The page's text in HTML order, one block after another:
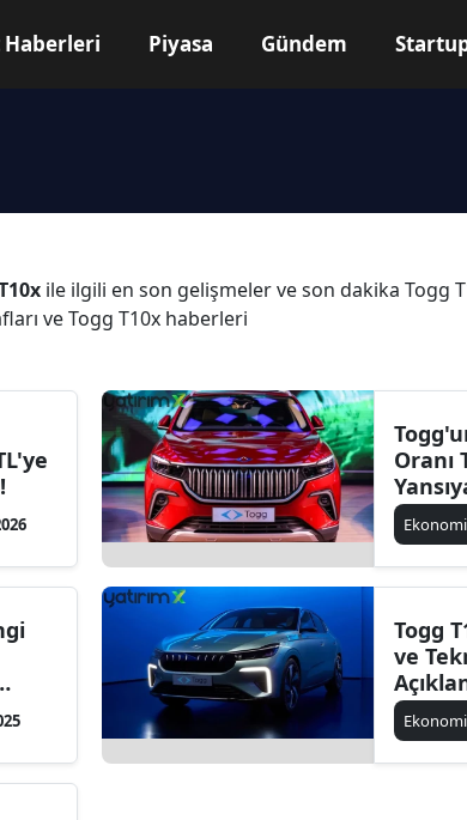
Piyasa Gündem
ile ilgili en son gelişmeler ve son dakika Togg
ve Togg T10x haberleri
Oranı
Detayı
Ekonomi
Togg
ve
Ekonomi